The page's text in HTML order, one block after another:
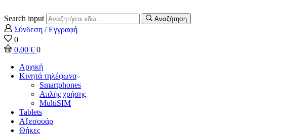
Search input Αναζήτηση
Σύνδεση / Εγγραφή
0
0,00 € 0
Αρχική
Κινητά τηλέφωνα
Smartphones
Απλής χρήσης
MultiSIM
Tablets
Αξεσουάρ
Θήκες